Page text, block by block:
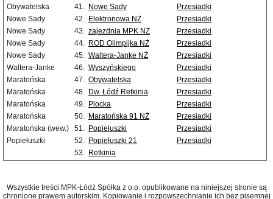
Obywatelska
41. Nowe Sady
Przesiadki
Nowe Sady
42. Elektronowa NŻ
Przesiadki
Nowe Sady
43. zajezdnia MPK NŻ
Przesiadki
Nowe Sady
44. ROD Olimpijka NŻ
Przesiadki
Nowe Sady
45. Waltera-Janke NŻ
Przesiadki
Waltera-Janke
46. Wyszyńskiego
Przesiadki
Maratońska
47. Obywatelska
Przesiadki
Maratońska
48. Dw. Łódź Retkinia
Przesiadki
Maratońska
49. Plocka
Przesiadki
Maratońska
50. Maratońska 91 NŻ
Przesiadki
Maratońska (wew.)
51. Popiełuszki
Przesiadki
Popiełuszki
52. Popiełuszki 21
Przesiadki
53. Retkinia
Wszystkie treści MPK-Łódź Spółka z o.o. opublikowane na niniejszej stronie są
chronione prawem autorskim. Kopiowanie i rozpowszechnianie ich bez pisemnej